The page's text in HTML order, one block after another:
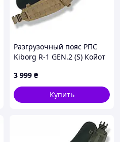
Разгрузочный пояс РПС
Kiborg R-1 GEN.2 (S) Койот
3 999 ₴
Купить